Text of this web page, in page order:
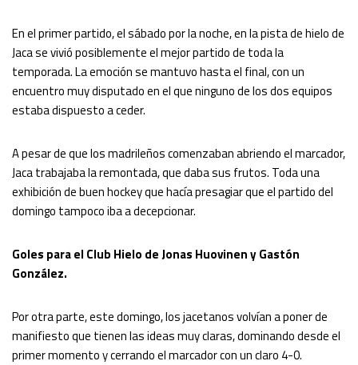
En el primer partido, el sábado por la noche, en la pista de hielo de
Jaca se vivió posiblemente el mejor partido de toda la
temporada. La emoción se mantuvo hasta el final, con un
encuentro muy disputado en el que ninguno de los dos equipos
estaba dispuesto a ceder.
A pesar de que los madrileños comenzaban abriendo el marcador,
Jaca trabajaba la remontada, que daba sus frutos. Toda una
exhibición de buen hockey que hacía presagiar que el partido del
domingo tampoco iba a decepcionar.
Goles para el Club Hielo de Jonas Huovinen y Gastón
González.
Por otra parte, este domingo, los jacetanos volvían a poner de
manifiesto que tienen las ideas muy claras, dominando desde el
primer momento y cerrando el marcador con un claro 4-0.